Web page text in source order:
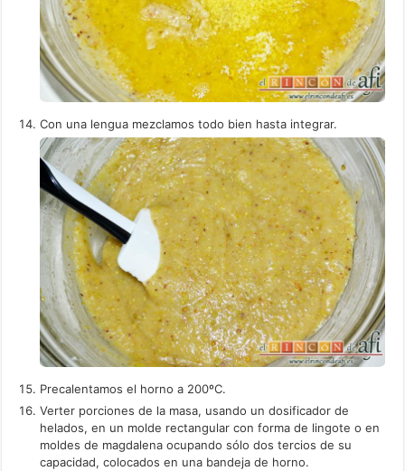
Con una lengua mezclamos todo bien hasta integrar.
Precalentamos el horno a 200ºC.
Verter porciones de la masa, usando un dosificador de
helados, en un molde rectangular con forma de lingote o en
moldes de magdalena ocupando sólo dos tercios de su
capacidad, colocados en una bandeja de horno.